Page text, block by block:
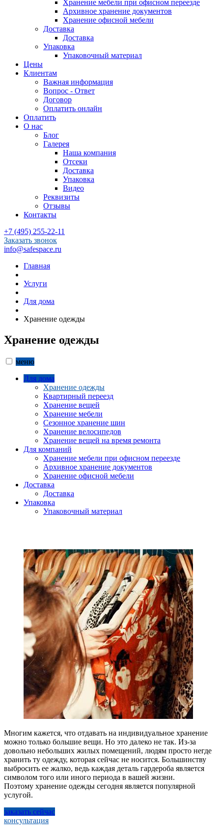
Хранение мебели при офисном переезде
Архивное хранение документов
Хранение офисной мебели
Доставка
Доставка
Упаковка
Упаковочный материал
Цены
Клиентам
Важная информация
Вопрос - Ответ
Договор
Оплатить онлайн
Оплатить
О нас
Блог
Галерея
Наша компания
Отсеки
Доставка
Упаковка
Видео
Реквизиты
Отзывы
Контакты
+7 (495) 255-22-11
Заказать звонок
info@safespace.ru
Главная
Услуги
Для дома
Хранение одежды
Хранение одежды
меню
Для дома
Хранение одежды
Квартирный переезд
Хранение вещей
Хранение мебели
Сезонное хранение шин
Хранение велосипедов
Хранение вещей на время ремонта
Для компаний
Хранение мебели при офисном переезде
Архивное хранение документов
Хранение офисной мебели
Доставка
Доставка
Упаковка
Упаковочный материал
Многим кажется, что отдавать на индивидуальное хранение
можно только большие вещи. Но это далеко не так. Из-за
довольно небольших жилых помещений, людям просто негде
хранить ту одежду, которая сейчас не носится. Большинству
выбросить ее жалко, ведь каждая деталь гардероба является
символом того или иного периода в вашей жизни.
Поэтому хранение одежды сегодня является популярной
услугой.
заказать сейчас
консультация